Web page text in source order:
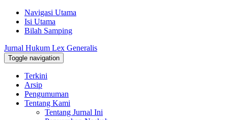
Navigasi Utama
Isi Utama
Bilah Samping
Jurnal Hukum Lex Generalis
Toggle navigation
Terkini
Arsip
Pengumuman
Tentang Kami
Tentang Jurnal Ini